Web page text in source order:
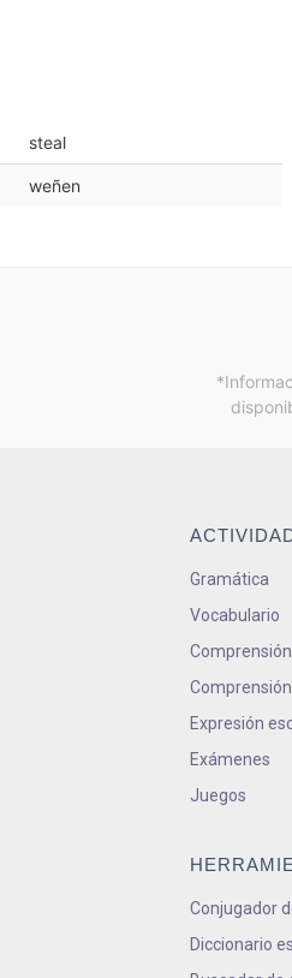
steal
weñen
Gramática
Vocabulario
Expresión
Exámenes
Juegos
Conjugador
Diccionario